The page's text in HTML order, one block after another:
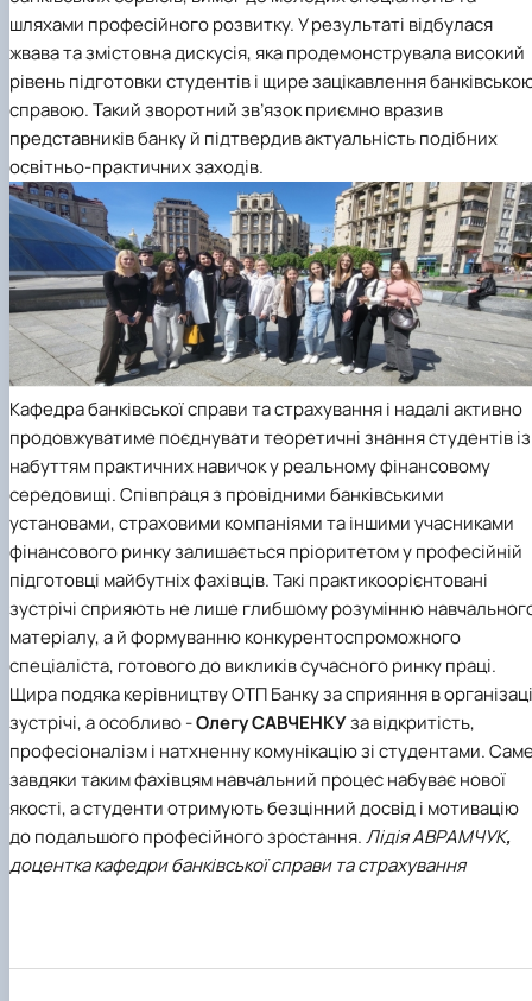
шляхами професійного розвитку. У результаті відбулася
жвава та змістовна дискусія, яка продемонструвала високий
рівень підготовки студентів і щире зацікавлення
справою. Такий зворотний зв’язок приємно вразив
представників банку й підтвердив актуальність подібних
освітньо-практичних заходів.
Кафедра банківської справи та страхуванняі надалі активно
продовжуватиме поєднувати теоретичні знання студентів із
набуттям практичних навичок у реальному фінансовому
середовищі. Співпраця з провідними банківськими
установами, страховими компаніями та іншими учасниками
фінансового ринку залишається пріоритетом у професійній
підготовці майбутніх фахівців. Такі практикоорієнтовані
зустрічі сприяють не лише глибшому розумінню
матеріалу, а й формуванню конкурентоспроможного
спеціаліста, готового до викликів сучасного ринку праці.
Щира подяка керівництвуОТП Банкуза сприяння в
зустрічі, а особливо -Олегу САВЧЕНКУза відкритість,
професіоналізм і натхненну комунікацію зі студентами.
завдяки таким фахівцям навчальний процес набуває нової
якості, а студенти отримують безцінний досвід і мотивацію
до подальшого професійного зростання.Лідія АВРАМЧУК,
доцентка кафедри банківської справи та страхування